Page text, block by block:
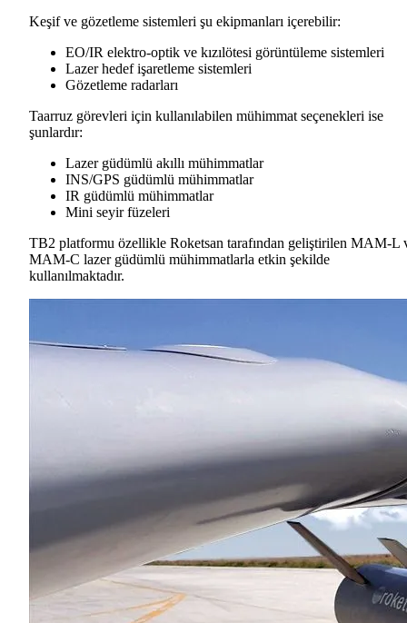
Keşif ve gözetleme sistemleri şu ekipmanları içerebilir:
EO/IR elektro-optik ve kızılötesi görüntüleme sistemleri
Lazer hedef işaretleme sistemleri
Gözetleme radarları
Taarruz görevleri için kullanılabilen mühimmat seçenekleri ise
şunlardır:
Lazer güdümlü akıllı mühimmatlar
INS/GPS güdümlü mühimmatlar
IR güdümlü mühimmatlar
Mini seyir füzeleri
TB2 platformu özellikle Roketsan tarafından geliştirilen MAM-L
MAM-C lazer güdümlü mühimmatlarla etkin şekilde
kullanılmaktadır.